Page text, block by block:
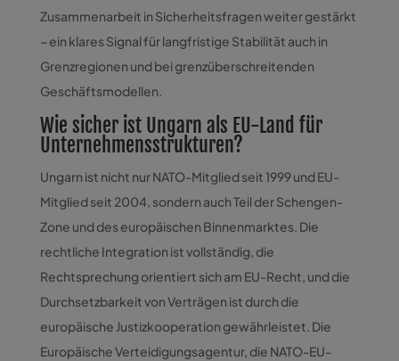
Zusammenarbeit in Sicherheitsfragen weiter gestärkt
– ein klares Signal für langfristige Stabilität auch in
Grenzregionen und bei grenzüberschreitenden
Geschäftsmodellen.
Wie sicher ist Ungarn als EU-Land für
Unternehmensstrukturen?
Ungarn ist nicht nur NATO-Mitglied seit 1999 und EU-
Mitglied seit 2004, sondern auch Teil der Schengen-
Zone und des europäischen Binnenmarktes. Die
rechtliche Integration ist vollständig, die
Rechtsprechung orientiert sich am EU-Recht, und die
Durchsetzbarkeit von Verträgen ist durch die
europäische Justizkooperation gewährleistet. Die
Europäische Verteidigungsagentur, die NATO-EU-